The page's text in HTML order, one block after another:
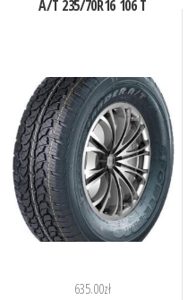
A/T 235/70R16 106 T
635.00zł